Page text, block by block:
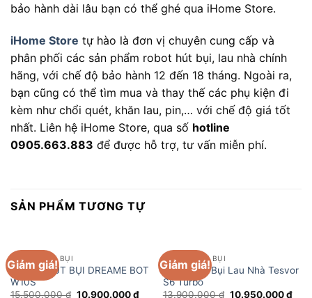
bảo hành dài lâu bạn có thể ghé qua iHome Store.
iHome Store tự hào là đơn vị chuyên cung cấp và
phân phối các sản phẩm robot hút bụi, lau nhà chính
hãng, với chế độ bảo hành 12 đến 18 tháng. Ngoài ra,
bạn cũng có thể tìm mua và thay thế các phụ kiện đi
kèm như chổi quét, khăn lau, pin,… với chế độ giá tốt
nhất. Liên hệ iHome Store, qua số hotline
0905.663.883 để được hỗ trợ, tư vấn miễn phí.
SẢN PHẨM TƯƠNG TỰ
Giảm giá!
ROBOT HÚT BỤI
ROBOT HÚT BỤI DREAME BOT
W10S
15.500.000₫ Giá
10.900.000₫Giá
Giảm giá!
ROBOT HÚT BỤI
Robot Hút Bụi Lau Nhà Tesvor
S6 Turbo
13.900.000₫ Giá
10.950.000₫Giá